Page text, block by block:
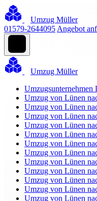
Umzug Müller
01579-2644095 Angebot
Umzug Müller
Umzugsunternehmen
Umzug von Lünen
Umzug von Lünen
Umzug von Lünen
Umzug von Lünen
Umzug von Lünen
Umzug von Lünen
Umzug von Lünen
Umzug von Lünen
Umzug von Lünen
Umzug von Lünen
Umzug von Lünen
Umzug von Lünen